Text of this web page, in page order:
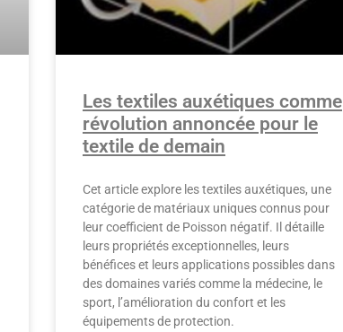
Les textiles auxétiques comme
révolution annoncée pour le
textile de demain
Cet article explore les textiles auxétiques, une
catégorie de matériaux uniques connus pour
leur coefficient de Poisson négatif. Il détaille
leurs propriétés exceptionnelles, leurs
bénéfices et leurs applications possibles dans
des domaines variés comme la médecine, le
sport, l’amélioration du confort et les
équipements de protection.